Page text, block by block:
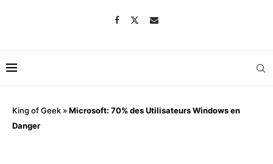
King of Geek »Microsoft: 70% des Utilisateurs Windows en
Danger